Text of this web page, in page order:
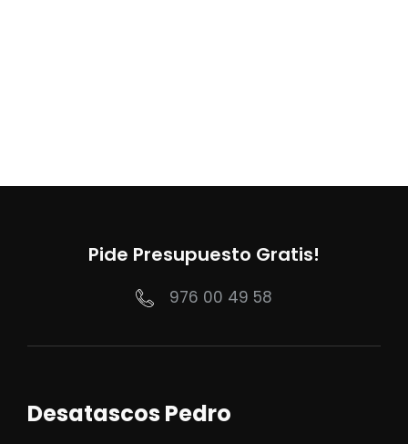
Pide Presupuesto Gratis!
976 00 49 58
Desatascos Pedro